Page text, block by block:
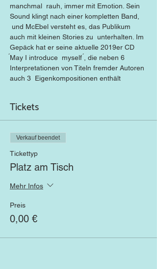
manchmal  rauh, immer mit Emotion. Sein
Sound klingt nach einer kompletten Band,
und McEbel versteht es, das Publikum
auch mit kleinen Stories zu  unterhalten. Im
Gepäck hat er seine aktuelle 2019er CD
́May I introduce  myself ́, die neben 6
Interpretationen von Titeln fremder Autoren
auch 3  Eigenkompositionen enthält
Tickets
Verkauf beendet
Tickettyp
Platz am Tisch
Mehr Infos
Preis
0,00 €